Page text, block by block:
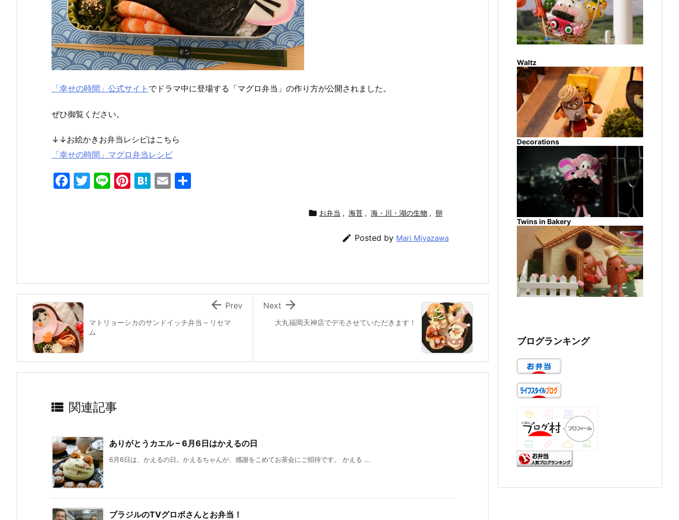
「幸せの時間」公式サイト でドラマ中に登場する「マグロ弁当」の作り方が公開されました。
ぜひ御覧ください。
↓↓お絵かきお弁当レシピはこちら
「幸せの時間」マグロ弁当レシピ
F
k
T
Li Pi H
E
 お弁当 , 海苔 , 海・川・湖の生物 , 卵
 Posted by Mari Miyazawa
大丸福岡天神店でデモさせていただきます！

Next
マトリョーシカのサンドイッチ弁当 – リセマ
ム
 Prev
 関連記事
ありがとうカエル – 6月6日はかえるの日
6月6日は、かえるの日。かえるちゃんが、感謝をこめてお茶会にご招待です。 かえる ...
ブラジルのTVグロボさんとお弁当！
Waltz
Decorations
Twins in Bakery
ブログランキング